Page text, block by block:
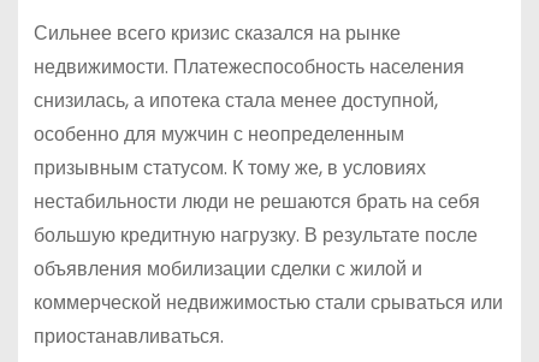
Сильнее всего кризис сказался на рынке
недвижимости. Платежеспособность населения
снизилась, а ипотека стала менее доступной,
особенно для мужчин с неопределенным
призывным статусом. К тому же, в условиях
нестабильности люди не решаются брать на себя
большую кредитную нагрузку. В результате после
объявления мобилизации сделки с жилой и
коммерческой недвижимостью стали срываться или
приостанавливаться.